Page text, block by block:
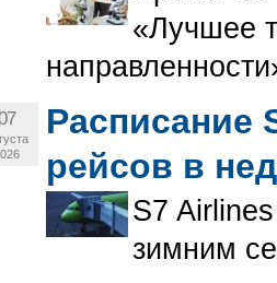
«Лучшее
Расписание
рейсов в
S7
зимним